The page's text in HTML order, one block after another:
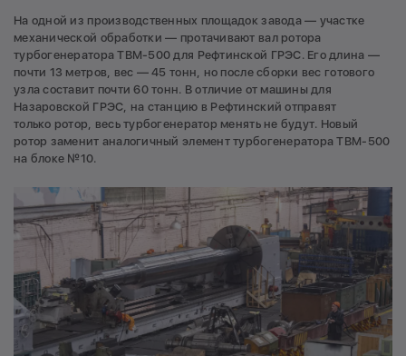
На одной из производственных площадок завода — участке
механической обработки — протачивают вал ротора
турбогенератора ТВМ-500 для Рефтинской ГРЭС. Его длина —
почти 13 метров, вес — 45 тонн, но после сборки вес готового
узла составит почти 60 тонн. В отличие от машины для
Назаровской ГРЭС, на станцию в Рефтинский отправят
только ротор, весь турбогенератор менять не будут. Новый
ротор заменит аналогичный элемент турбогенератора ТВМ-500
на блоке №10.